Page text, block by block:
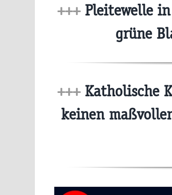
+++Pleitewelle
grüne
+++Katholische
keinen